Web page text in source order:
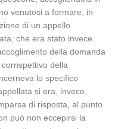
venutosi a formare, in
di un appello
che era stato invece
della domanda
della
lo specifico
si era, invece,
di risposta, al punto
può non eccepirsi la